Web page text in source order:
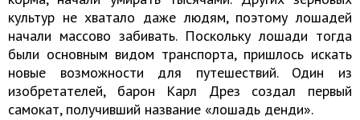
культур не хватало даже людям, поэтому лошадей
начали массово забивать. Поскольку лошади тогда
были основным видом транспорта, пришлось искать
новые возможности для путешествий. Один из
изобретателей, барон Карл Дрез создал первый
самокат, получивший название «лошадь денди».